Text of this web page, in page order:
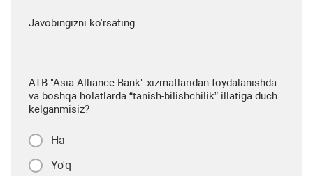
Javobingizni ko'rsating
ATB "Asia Alliance Bank" xizmatlaridan foydalanishda
va boshqa holatlarda “tanish-bilishchilik” illatiga duch
kelganmisiz?
Ha
Yo'q